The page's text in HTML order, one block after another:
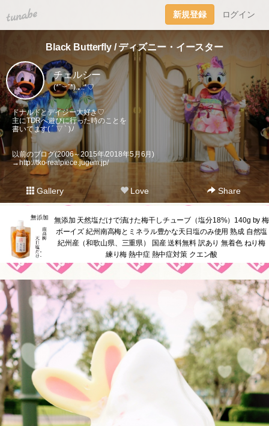
tuna.be 新規登録 ログイン
Black Butterfly / ディズニー・イースター
チェルシー
(*˘︶˘*).｡.:*♡
ドナルドとデイジー大好き♡
主にTDRへ遊びに行った時のことを
書いてます( ´ ▽ ` )ﾉ
以前のブログ(2006～2015年/2018年5月6月)
→http://tko-realpiece.jugem.jp/
Gallery Love Share
無添加 天然塩だけで漬けた梅干しチューブ（塩分18%）140g by 梅
ボーイズ 紀州南高梅とミネラル豊かな天日塩のみ使用 熟成 自然塩
紀州産（和歌山県、三重県） 国産 送料無料 訳あり 無着色 ねり梅
練り梅 熱中症 熱中症対策 クエン酸